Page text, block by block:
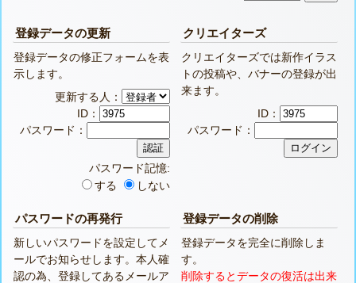
登録データの更新
登録データの修正フォームを表
示します。
更新する人：
ID：
パスワード：
パスワード記憶:
する
しない
クリエイターズ
クリエイターズでは新作イラス
トの投稿や、バナーの登録が出
来ます。
ID：
パスワード：
パスワードの再発行
新しいパスワードを設定してメ
ールでお知らせします。本人確
認の為、登録してあるメールア
登録データの削除
登録データを完全に削除しま
す。
削除するとデータの復活は出来